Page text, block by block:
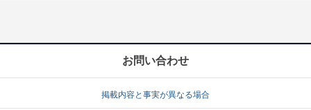
就活ノウハウ・サポート
就活支援
お問い合わせ
掲載内容と事実が異なる場合